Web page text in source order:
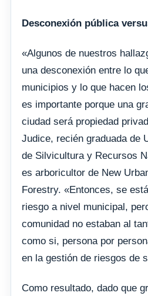
Desconexión pública
«Algunos de nuestros
una desconexión entre lo
municipios y lo que hacen
es importante porque una
ciudad será propiedad
Judice, recién graduada de
de Silvicultura y Recursos
es arboricultor de New
Forestry. «Entonces, se
riesgo a nivel municipal,
comunidad no estaban al
como si, persona por
en la gestión de riesgos de
Como resultado, dado que